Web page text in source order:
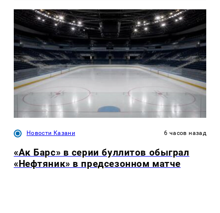
Новости Казани 6 часов назад
«Ак Барс» в серии буллитов обыграл
«Нефтяник» в предсезонном матче